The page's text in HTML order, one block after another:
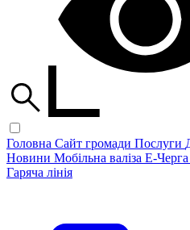
Головна Сайт громади Послуги
Новини Мобільна валіза Е-Черга
Гаряча лінія